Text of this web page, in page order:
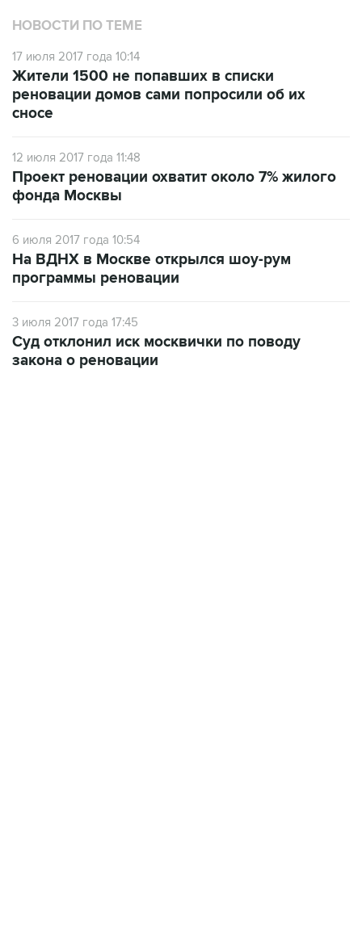
НОВОСТИ ПО ТЕМЕ
17 июля 2017 года 10:14
Жители 1500 не попавших в списки
реновации домов сами попросили об их
сносе
12 июля 2017 года 11:48
Проект реновации охватит около 7% жилого
фонда Москвы
6 июля 2017 года 10:54
На ВДНХ в Москве открылся шоу-рум
программы реновации
3 июля 2017 года 17:45
Суд отклонил иск москвички по поводу
закона о реновации